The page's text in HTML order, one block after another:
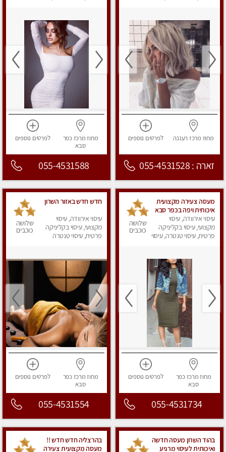
מחוז מרכז רעננה לפרטים נוספים
זארה : 055-4531528
מחוז מרכזכפר
סבא
לפרטים נוספים
055-4531588
מעסה צעירה מקצועית
איכותית ויפה בכפר סבא
עיסוי אירוודה, עיסוי
מקצועי, עיסוי בקליניקה
פרטית, עיסוי טנטרה, עיסוי
שלושה
כוכבים
מחוז מרכזכפר
סבא
לפרטים נוספים
055-4531734
חדש חדש באזור השרון
עיסוי אירוודה, עיסוי
מקצועי, עיסוי בקליניקה
פרטית, עיסוי טנטרה
שלושה
כוכבים
מחוז מרכזכפר
סבא
לפרטים נוספים
055-4531554
בהוד השרון מעסה חדשה
ואיכותית לעיסוי מרגיע
בהרצליה חדש חדש !!
מעסה מקצועית צעירה